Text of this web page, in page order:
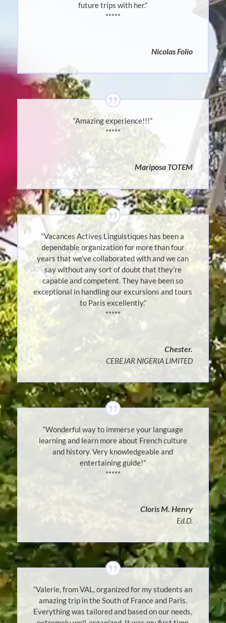
future trips with her.”
*****
Nicolas Folio
“Amazing experience!!!”
*****
Mariposa TOTEM
“Vacances Actives Linguistiques has been a
dependable organization for more than four
years that we’ve collaborated with and we can
say without any sort of doubt that they’re
capable and competent. They have been so
exceptional in handling our excursions and tours
to Paris excellently.”
*****
Chester.
CEBEJAR NIGERIA LIMITED
“Wonderful way to immerse your language
learning and learn more about French culture
and history. Very knowledgeable and
entertaining guide!”
*****
Cloris M. Henry
Ed.D.
“Valerie, from VAL, organized for my students an
amazing trip in the South of France and Paris.
Everything was tailored and based on our needs,